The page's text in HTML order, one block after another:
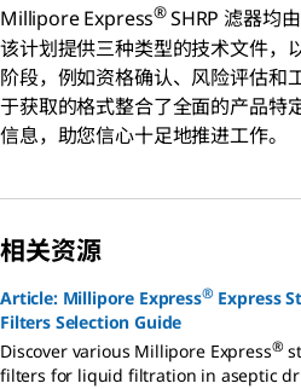
Millipore Express®SHRP 滤器均由
该计划提供三种类型的技术文件，
阶段，例如资格确认、风险评估和
于获取的格式整合了全面的产品特
信息，助您信心十足地推进工作。
相关资源
Article: Millipore Express® Express
Filters Selection Guide
Discover various Millipore Express®
filters for liquid filtration in aseptic